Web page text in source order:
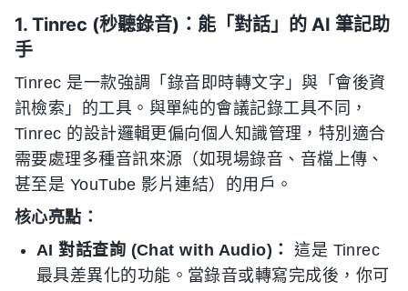
1. Tinrec (秒聽錄音)：能「對話」的 AI 筆記助
手
Tinrec 是一款強調「錄音即時轉文字」與「會後資
訊檢索」的工具。與單純的會議記錄工具不同，
Tinrec 的設計邏輯更偏向個人知識管理，特別適合
需要處理多種音訊來源（如現場錄音、音檔上傳、
甚至是 YouTube 影片連結）的用戶。
核心亮點：
AI 對話查詢 (Chat with Audio)：
這是 Tinrec
最具差異化的功能。當錄音或轉寫完成後，你可